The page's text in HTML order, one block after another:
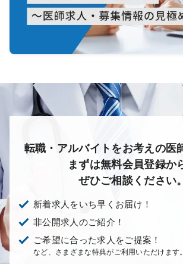
転職・アルバイトをお考えの医
まずは無料会員登録か
ぜひご相談ください。
新着求人をいち早くお届け！
非公開求人のご紹介！
ご希望に合った求人をご提案！
など、さまざまな特典がご利用いただけます。